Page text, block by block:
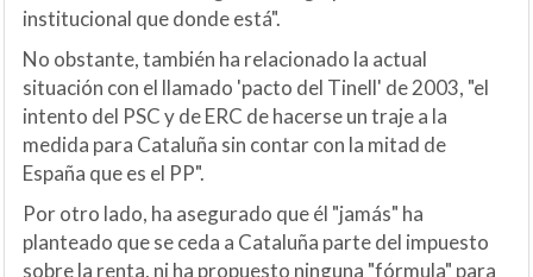
institucional que donde está".
No obstante, también ha relacionado la actual
situación con el llamado 'pacto del Tinell' de 2003, "el
intento del PSC y de ERC de hacerse un traje a la
medida para Cataluña sin contar con la mitad de
España que es el PP".
Por otro lado, ha asegurado que él "jamás" ha
planteado que se ceda a Cataluña parte del impuesto
sobre la renta, ni ha propuesto ninguna "fórmula" para